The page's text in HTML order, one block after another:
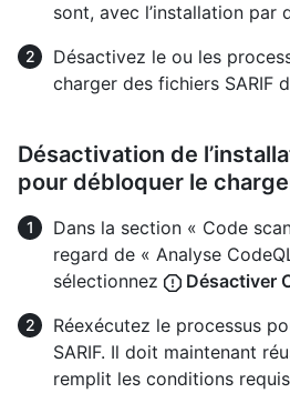
sont, avec l’installation par
Désactivez le ou les
charger des fichiers SARIF
Désactivation de
pour débloquer le
Dans la section « Code
regard de « Analyse
sélectionnez
Désactiver
Réexécutez le processus
SARIF. Il doit maintenant
remplit les conditions